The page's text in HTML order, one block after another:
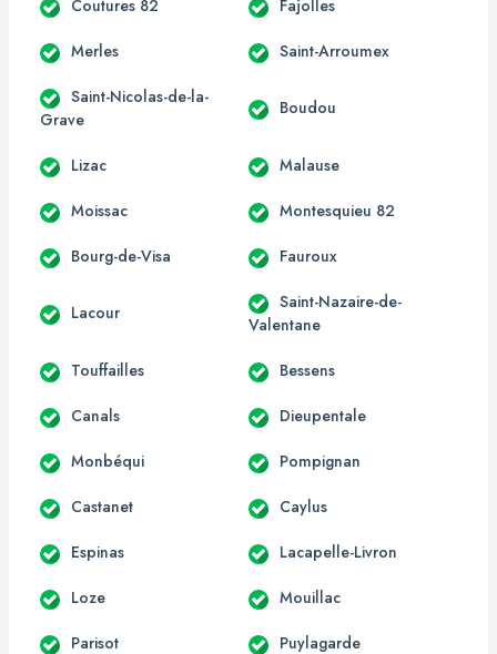
Coutures 82 Fajolles
Merles Saint-Arroumex
Saint-Nicolas-de-la-
Grave
Boudou
Lizac Malause
Moissac Montesquieu 82
Bourg-de-Visa Fauroux
Lacour
Saint-Nazaire-de-
Valentane
Touffailles Bessens
Canals Dieupentale
Monbéqui Pompignan
Castanet Caylus
Espinas Lacapelle-Livron
Loze Mouillac
Parisot Puylagarde